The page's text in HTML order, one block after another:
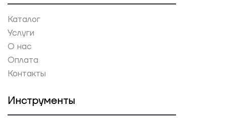
Каталог
Услуги
О нас
Оплата
Контакты
Инструменты